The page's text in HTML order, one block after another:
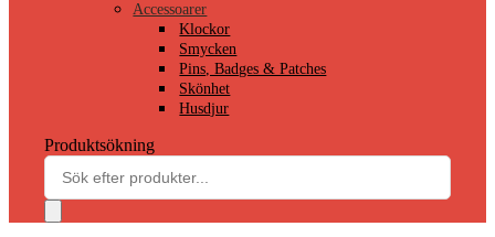
Accessoarer
Klockor
Smycken
Pins, Badges & Patches
Skönhet
Husdjur
Produktsökning